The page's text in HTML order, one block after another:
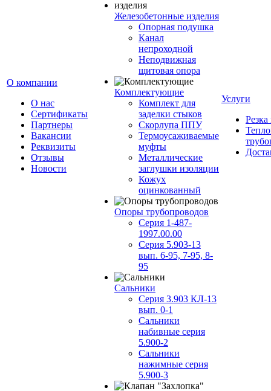
О компании
О нас
Сертификаты
Партнеры
Вакансии
Реквизиты
Отзывы
Новости
Железобетонные изделия
Опорная подушка
Канал
непроходной
Неподвижная
щитовая опора
Комплектующие
Комплект для
заделки стыков
Скорлупа ППУ
Термоусаживаемые
муфты
Металлические
заглушки изоляции
Кожух
оцинкованный
Опоры трубопроводов
Серия 1-487-
1997.00.00
Серия 5.903-13
вып. 6-95, 7-95, 8-
95
Сальники
Серия 3.903 КЛ-13
вып. 0-1
Сальники
набивные серия
5.900-2
Сальники
нажимные серия
5.900-3
Услуги
Резка